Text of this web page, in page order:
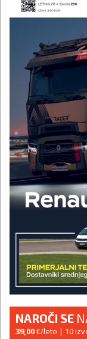
NAROČI SE
39,00€/leto | 10